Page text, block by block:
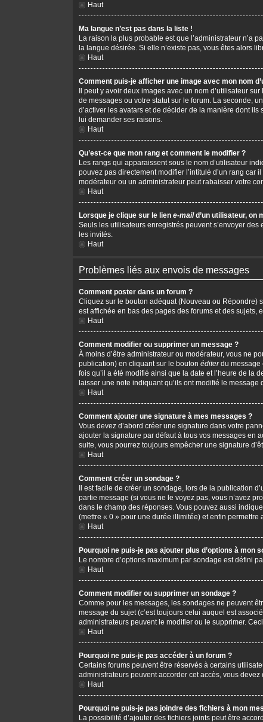
Haut
Ma langue n’est pas dans la liste !
La raison la plus probable est que l’administrateur n’a
la langue désirée. Si elle n’existe pas, vous êtes alors
Haut
Comment puis-je afficher une image avec mon nom
Il peut y avoir deux images avec un nom d’utilisateur
de messages ou votre statut sur le forum. La seconde,
d’activer les avatars et de décider de la manière dont
lui demander ses raisons.
Haut
Qu’est-ce que mon rang et comment le modifier ?
Les rangs qui apparaissent sous le nom d’utilisateur
pouvez pas directement modifier l’intitulé d’un rang car
modérateur ou un administrateur peut rabaisser votre
Haut
Lorsque je clique sur le lien e-maild’un utilisateur, on
Seuls les utilisateurs enregistrés peuvent s’envoyer
les invités.
Haut
Problèmes liés aux envois de messages
Comment poster dans un forum ?
Cliquez sur le bouton adéquat (Nouveau ou Répondre)
est affichée en bas des pages des forums et des sujets,
Haut
Comment modifier ou supprimer un message ?
À moins d’être administrateur ou modérateur, vous ne
publication) en cliquant sur le bouton éditerdu message
fois qu’il a été modifié ainsi que la date et l’heure de la
laisser une note indiquant qu’ils ont modifié le
Haut
Comment ajouter une signature à mes messages ?
Vous devez d’abord créer une signature dans votre
ajouter la signature par défaut à tous vos messages en
suite, vous pourrez toujours empêcher une signature
Haut
Comment créer un sondage ?
Il est facile de créer un sondage, lors de la publication
partie message (si vous ne le voyez pas, vous n’avez
dans le champ des réponses. Vous pouvez aussi
(mettre « 0 » pour une durée illimitée) et enfin permettre
Haut
Pourquoi ne puis-je pas ajouter plus d’options à mon
Le nombre d’options maximum par sondage est défini
Haut
Comment modifier ou supprimer un sondage ?
Comme pour les messages, les sondages ne peuvent
message du sujet (c’est toujours celui auquel est
administrateurs peuvent le modifier ou le supprimer.
Haut
Pourquoi ne puis-je pas accéder à un forum ?
Certains forums peuvent être réservés à certains
administrateurs peuvent accorder cet accès, vous devez
Haut
Pourquoi ne puis-je pas joindre des fichiers à mon
La possibilité d’ajouter des fichiers joints peut être